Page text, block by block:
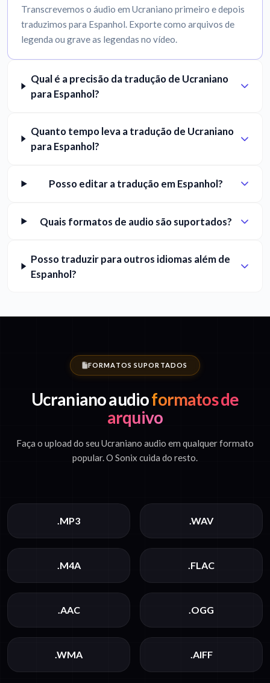
Transcrevemos o áudio em Ucraniano primeiro e depois
traduzimos para Espanhol. Exporte como arquivos de
legenda ou grave as legendas no vídeo.
Qual é a precisão da tradução de Ucraniano
para Espanhol?
Quanto tempo leva a tradução de Ucraniano
para Espanhol?
Posso editar a tradução em Espanhol?
Quais formatos de audio são suportados?
Posso traduzir para outros idiomas além de
Espanhol?
FORMATOS SUPORTADOS
Ucraniano audioformatos de
arquivo
Faça o upload do seu Ucraniano audio em qualquer formato
popular. O Sonix cuida do resto.
.MP3 .WAV
.M4A .FLAC
.AAC .OGG
.WMA .AIFF